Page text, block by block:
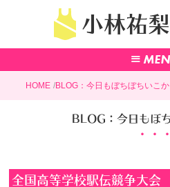
小林祐
HOME BLOG：今日もぼちぼちいこか
BLOG：今日もぼ
全国高等学校駅伝競争大会